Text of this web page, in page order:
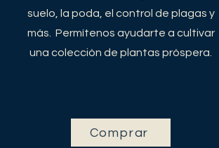
suelo, la poda, el control de plagas y
más. Permítenos ayudarte a cultivar
una colección de plantas próspera.
Comprar